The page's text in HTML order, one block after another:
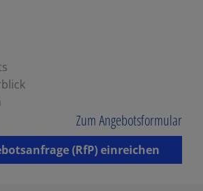
Zum Angebotsformular
(RfP) einreichen